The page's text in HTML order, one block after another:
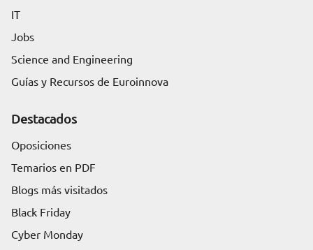
IT
Jobs
Science and Engineering
Guías y Recursos de Euroinnova
Destacados
Oposiciones
Temarios en PDF
Blogs más visitados
Black Friday
Cyber Monday